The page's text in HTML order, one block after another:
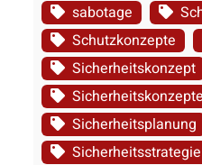
sabotage
Schutzkonzepte
Sicherheitskonzept
Sicherheitskonzepte
Sicherheitsplanung
Sicherheitsstrategie